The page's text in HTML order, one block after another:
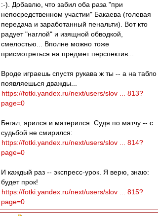
:-). Добавлю, что забил оба раза "при
непосредственном участии" Бакаева (голевая
передача и заработанный пенальти). Вот кто
радует "наглой" и изящной обводкой,
смелостью... Вполне можно тоже
присмотреться на предмет перспектив...
Вроде играешь спустя рукава ж ты -- а на табло
появляешься дважды...
https://fotki.yandex.ru/next/users/slov ... 813?
page=0
Бегал, ярился и матерился. Судя по матчу -- с
судьбой не смирился:
https://fotki.yandex.ru/next/users/slov ... 814?
page=0
И каждый раз -- экспресс-урок. Я верю, знаю:
будет прок!
https://fotki.yandex.ru/next/users/slov ... 815?
page=0